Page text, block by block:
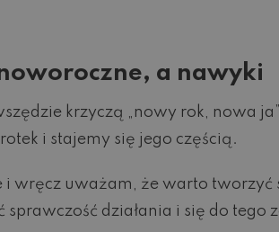
a nawyki
krzyczą „nowy rok, nowa
i stajemy się jego częścią.
i wręcz uważam, że warto
sprawczość działania i się do